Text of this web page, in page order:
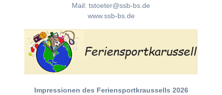
Mail: tstoeter@ssb-bs.de
www.ssb-bs.de
Impressionen des Feriensportkraussells 2026